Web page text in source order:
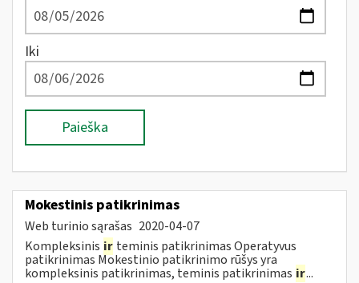
Iki
Paieška
Mokestinis patikrinimas
Web turinio sąrašas 2020-04-07
Kompleksinis ir teminis patikrinimas Operatyvus
patikrinimas Mokestinio patikrinimo rūšys yra
kompleksinis patikrinimas, teminis patikrinimas ir...